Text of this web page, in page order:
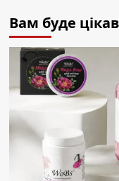
Вам буде